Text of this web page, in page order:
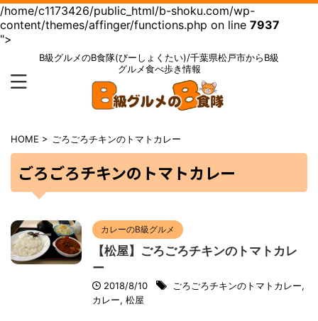
/home/c1173426/public_html/b-shoku.com/wp-
content/themes/affinger/functions.php on line 7937
">
B級グルメのB食隊(びーしょくたい)/千葉県松戸市からB級
グルメ食べ歩き情報
HOME > ごろごろチキンのトマトカレー
ごろごろチキンのトマトカレー
カレーのB級グルメ
【松屋】ごろごろチキンのトマトカレ
ー
2018/8/10 ごろごろチキンのトマトカレー,
カレー, 松屋